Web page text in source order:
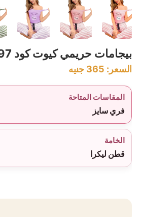
بيجامات حريمي كيوت كود 4997
السعر: 365 جنيه
المقاسات المتاحة
فري سايز
الخامة
قطن ليكرا